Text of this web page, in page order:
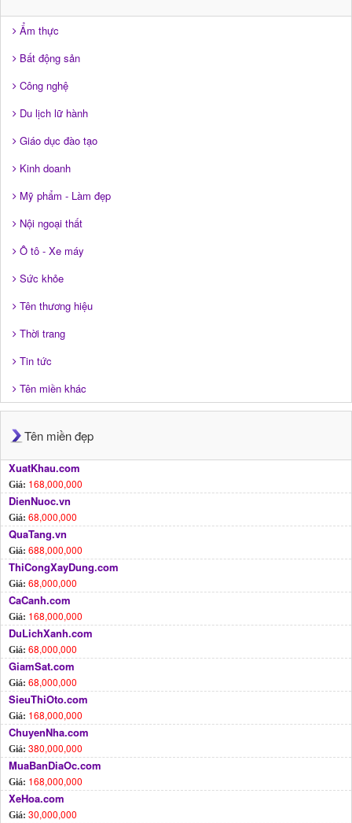
Ẩm thực
Bất động sản
Công nghệ
Du lịch lữ hành
Giáo dục đào tạo
Kinh doanh
Mỹ phẩm - Làm đẹp
Nội ngoại thất
Ô tô - Xe máy
Sức khỏe
Tên thương hiệu
Thời trang
Tin tức
Tên miền khác
Tên miền đẹp
XuatKhau.com
Giá: 168,000,000
DienNuoc.vn
Giá: 68,000,000
QuaTang.vn
Giá: 688,000,000
ThiCongXayDung.com
Giá: 68,000,000
CaCanh.com
Giá: 168,000,000
DuLichXanh.com
Giá: 68,000,000
GiamSat.com
Giá: 68,000,000
SieuThiOto.com
Giá: 168,000,000
ChuyenNha.com
Giá: 380,000,000
MuaBanDiaOc.com
Giá: 168,000,000
XeHoa.com
Giá: 30,000,000